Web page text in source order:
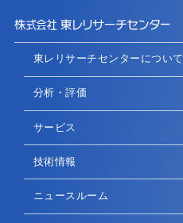
東レリサーチセンターについて
分析・評価
サービス
技術情報
ニュースルーム